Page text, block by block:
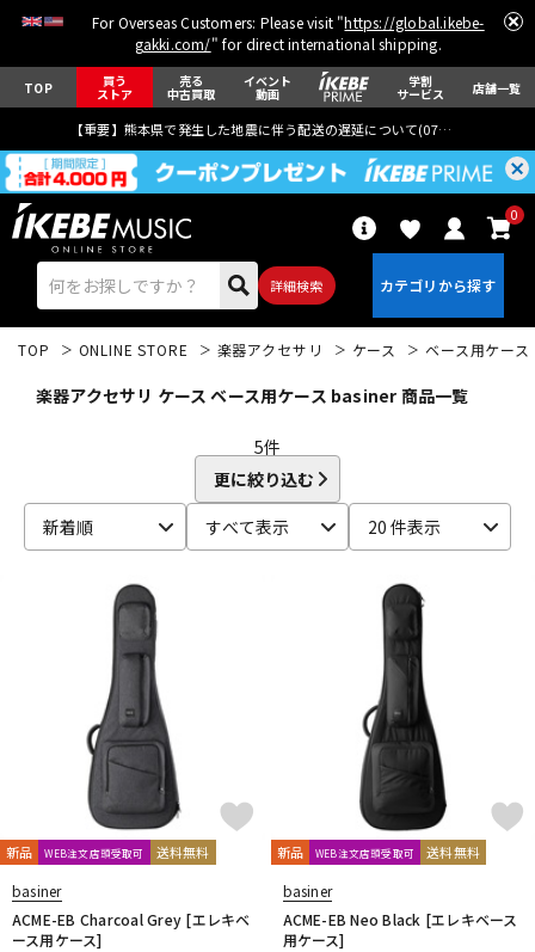
For Overseas Customers: Please visit "https://global.ikebe-
gakki.com/" for direct international shipping.
TOP 買う
ストア
売る
中古買取
イベント
動画
学割
サービス 店舗一覧
【重要】熊本県で発生した地震に伴う配送の遅延について(07月29日
詳細検索
0
ドラム パーカッション
キーボード 電子ピアノ
管楽器 その他楽器
アンプ エフェクター
TOP ONLINE STORE 楽器アクセサリ ケース ベース用ケース
楽器アクセサリ ケース ベース用ケース basiner 商品一覧
5件
更に絞り込む
新着順
すべて表示 20 件表示
新品 WEB注文店頭受取可 送料無料
basiner
ACME-EB Charcoal Grey [エレキベ
ース用ケース]
新品 WEB注文店頭受取可 送料無料
basiner
ACME-EB Neo Black [エレキベース
用ケース]